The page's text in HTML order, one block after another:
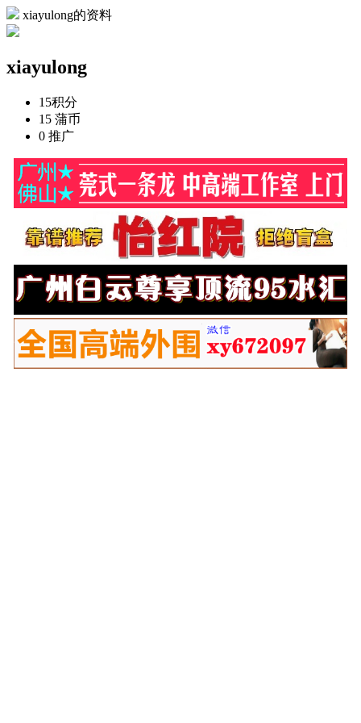
xiayulong的资料
xiayulong
15积分
15 蒲币
0 推广